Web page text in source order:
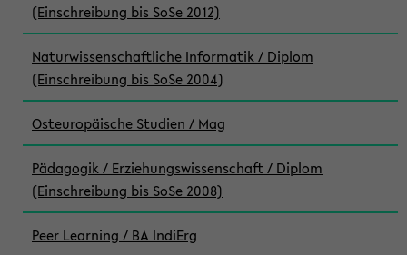
(Einschreibung bis SoSe 2012)
Naturwissenschaftliche Informatik / Diplom
(Einschreibung bis SoSe 2004)
Osteuropäische Studien / Mag
Pädagogik / Erziehungswissenschaft / Diplom
(Einschreibung bis SoSe 2008)
Peer Learning / BA IndiErg